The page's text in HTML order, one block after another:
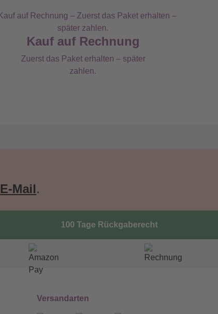
Kauf auf Rechnung
Zuerst das Paket erhalten – später
zahlen.
E-Mail.
100 Tage Rückgaberecht
Versandarten